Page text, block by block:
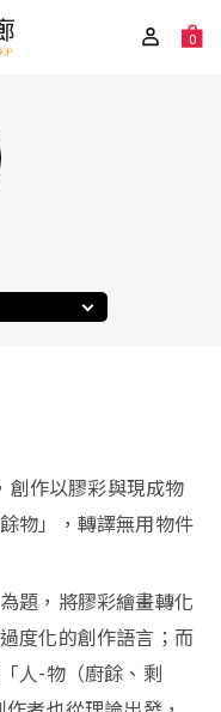
0
創作以膠彩與現成物
物」，轉譯無用物件
題，將膠彩繪畫轉化
度化的創作語言；而
人-物（廚餘、剩